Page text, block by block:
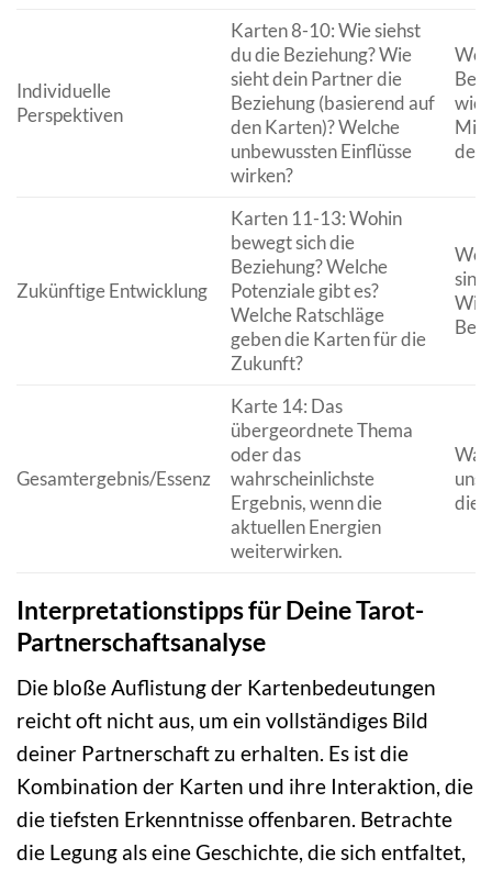
Individuelle
Perspektiven
Karten 8-10: Wie siehst
du die Beziehung? Wie
sieht dein Partner die
Beziehung (basierend auf
den Karten)? Welche
unbewussten Einflüsse
wirken?
der
Zukünftige Entwicklung
Karten 11-13: Wohin
bewegt sich die
Beziehung? Welche
Potenziale gibt es?
Welche Ratschläge
geben die Karten für die
Zukunft?
sind
Wie
Gesamtergebnis/Essenz
Karte 14: Das
übergeordnete Thema
oder das
wahrscheinlichste
Ergebnis, wenn die
aktuellen Energien
weiterwirken.
die
Interpretationstipps für Deine Tarot-
Partnerschaftsanalyse
Die bloße Auflistung der Kartenbedeutungen
reicht oft nicht aus, um ein vollständiges Bild
deiner Partnerschaft zu erhalten. Es ist die
Kombination der Karten und ihre Interaktion, die
die tiefsten Erkenntnisse offenbaren. Betrachte
die Legung als eine Geschichte, die sich entfaltet,